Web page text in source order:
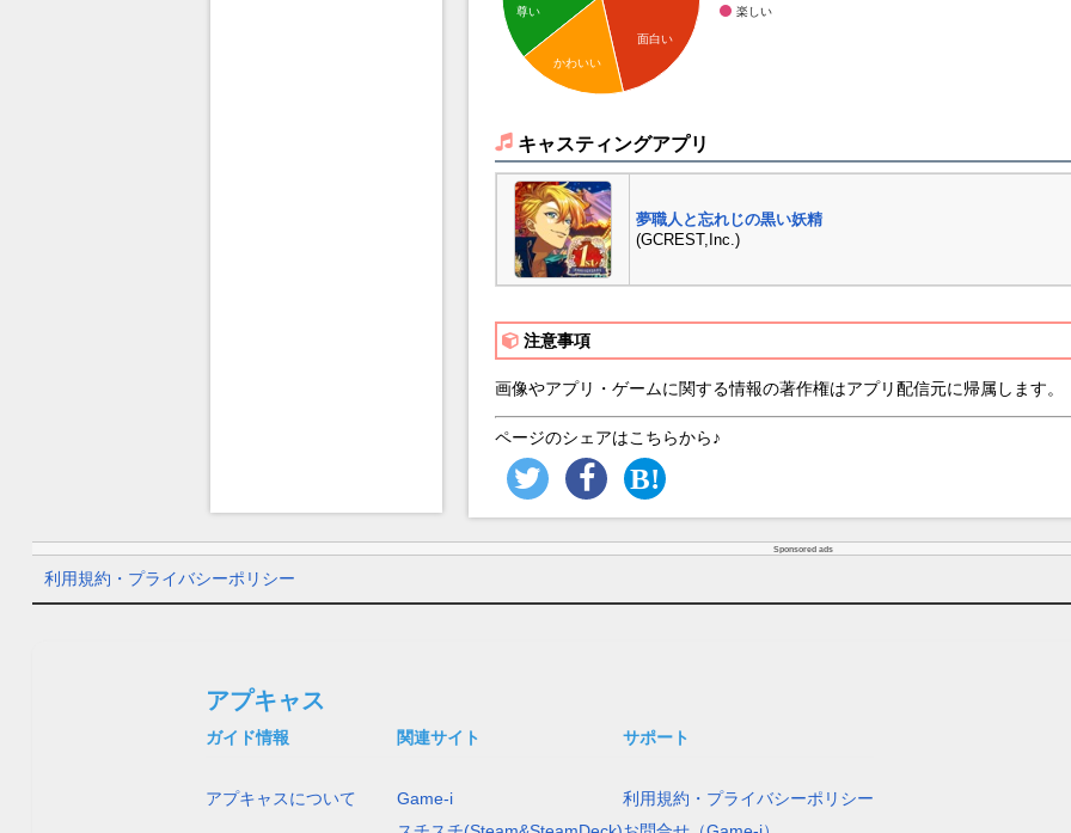
楽しい
面白い
尊い
かわいい
キャスティングアプリ
夢職人と忘れじの黒い妖精
(GCREST,Inc.)
注意事項
画像やアプリ・ゲームに関する情報の著作権はアプリ配信元に帰属します。
ページのシェアはこちらから♪
Sponsored ads
利用規約・プライバシーポリシー
アプキャス
ガイド情報
アプキャスについて
関連サイト
Game-i
サポート
利用規約・プライバシーポリシー